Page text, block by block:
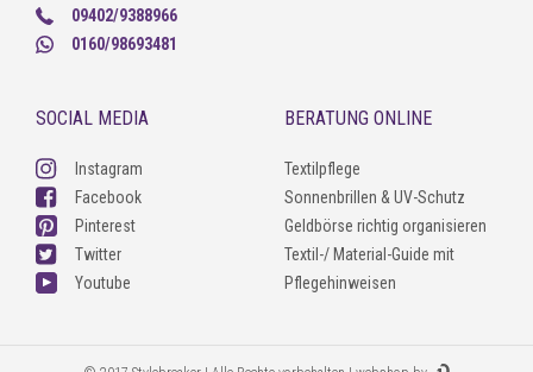
09402/9388966
0160/98693481
SOCIAL MEDIA
Instagram
Facebook
Pinterest
Twitter
Youtube
BERATUNG ONLINE
Textilpflege
Sonnenbrillen & UV-Schutz
Geldbörse richtig organisieren
Textil-/ Material-Guide mit
Pflegehinweisen